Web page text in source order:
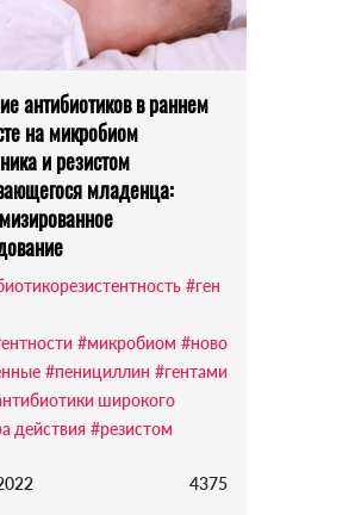
антибиотиков в раннем
на микробиом
и резистом
младенца:
#ген
#микробиом #ново
#пенициллин #гентами
широкого
действия #резистом
4375